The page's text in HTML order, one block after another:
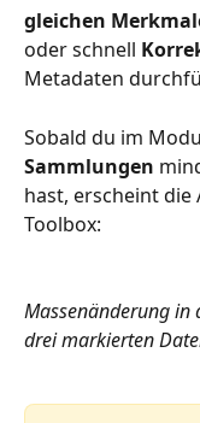
gleichen
oder schnell
Metadaten
Sobald du im
Sammlungen
hast, erscheint die
Toolbox:
Massenänderung in
drei markierten